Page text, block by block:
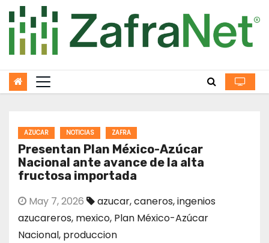
to
content
AZUCAR NOTICIAS ZAFRA
Presentan Plan México-Azúcar
Nacional ante avance de la alta
fructosa importada
May 7, 2026 azucar,caneros,ingenios
azucareros, mexico, Plan México-Azúcar
Nacional, produccion